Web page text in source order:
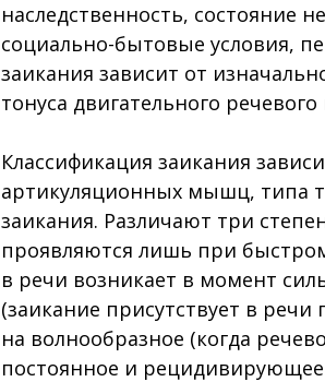
наследственность, состояние
социально-бытовые условия,
заикания зависит от
тонуса двигательного
Классификация заикания
артикуляционных мышц, типа
заикания. Различают три
проявляются лишь при
в речи возникает в момент
(заикание присутствует в
на волнообразное (когда
постоянное и рецидивирующее